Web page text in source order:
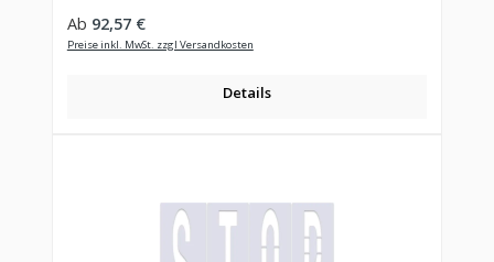
Regulärer Preis:
Ab 92,57 €
Preise inkl. MwSt. zzgl Versandkosten
Details